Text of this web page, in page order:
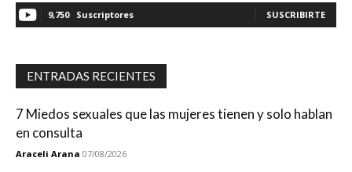
9,750 Suscriptores SUSCRIBIRTE
ENTRADAS RECIENTES
7 Miedos sexuales que las mujeres tienen y solo hablan
en consulta
Araceli Arana 07/08/2026